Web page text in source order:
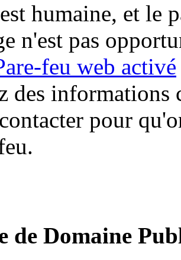
humaine, et le
n'est pas
feu web activé
des informations
pour
de Domaine